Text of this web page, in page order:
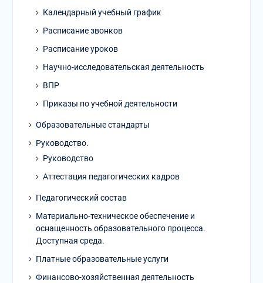
Календарный учебный график
Расписание звонков
Расписание уроков
Научно-исследовательская деятельность
ВПР
Приказы по учебной деятельности
Образовательные стандарты
Руководство.
Руководство
Аттестация педагогических кадров
Педагогический состав
Материально-техническое обеспечение и
оснащенность образовательного процесса.
Доступная среда.
Платные образовательные услуги
Финансово-хозяйственная деятельность